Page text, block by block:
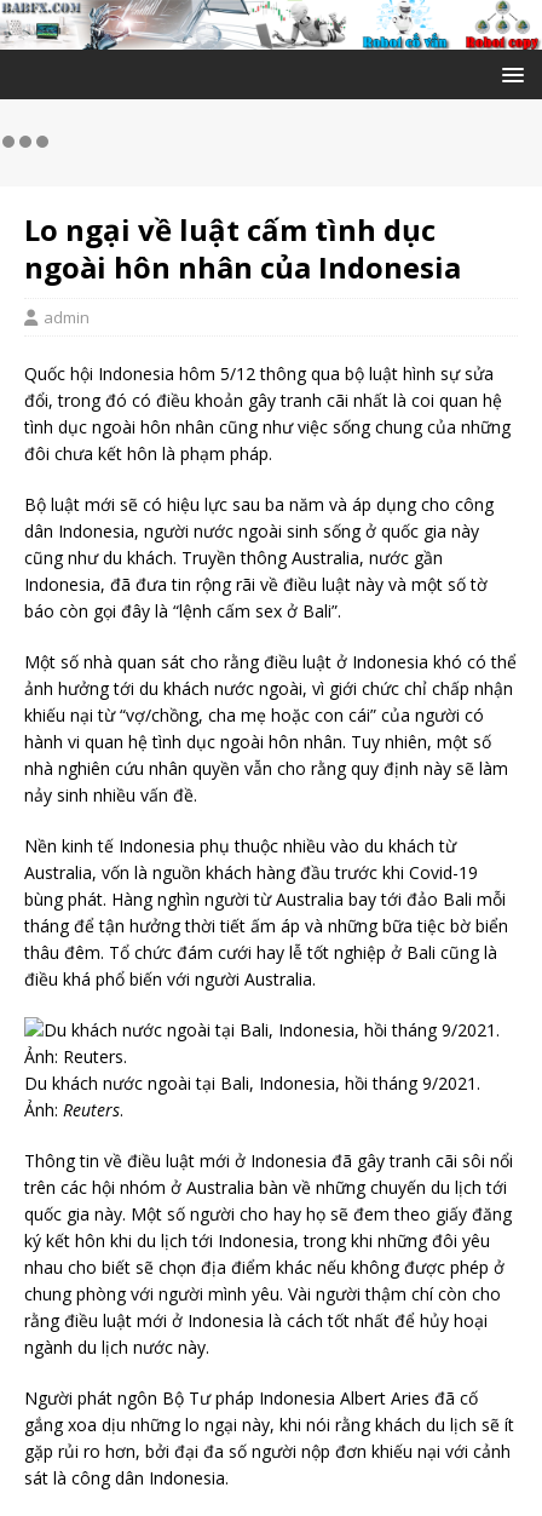
Lo ngại về luật cấm tình dục
ngoài hôn nhân của Indonesia
admin
Quốc hội Indonesia hôm 5/12 thông qua bộ luật hình sự sửa
đổi, trong đó có điều khoản gây tranh cãi nhất là coi quan hệ
tình dục ngoài hôn nhân cũng như việc sống chung của những
đôi chưa kết hôn là phạm pháp.
Bộ luật mới sẽ có hiệu lực sau ba năm và áp dụng cho công
dân Indonesia, người nước ngoài sinh sống ở quốc gia này
cũng như du khách. Truyền thông Australia, nước gần
Indonesia, đã đưa tin rộng rãi về điều luật này và một số tờ
báo còn gọi đây là “lệnh cấm sex ở Bali”.
Một số nhà quan sát cho rằng điều luật ở Indonesia khó có thể
ảnh hưởng tới du khách nước ngoài, vì giới chức chỉ chấp nhận
khiếu nại từ “vợ/chồng, cha mẹ hoặc con cái” của người có
hành vi quan hệ tình dục ngoài hôn nhân. Tuy nhiên, một số
nhà nghiên cứu nhân quyền vẫn cho rằng quy định này sẽ làm
nảy sinh nhiều vấn đề.
Nền kinh tế Indonesia phụ thuộc nhiều vào du khách từ
Australia, vốn là nguồn khách hàng đầu trước khi Covid-19
bùng phát. Hàng nghìn người từ Australia bay tới đảo Bali mỗi
tháng để tận hưởng thời tiết ấm áp và những bữa tiệc bờ biển
thâu đêm. Tổ chức đám cưới hay lễ tốt nghiệp ở Bali cũng là
điều khá phổ biến với người Australia.
Du khách nước ngoài tại Bali, Indonesia, hồi tháng 9/2021.
Ảnh: Reuters.
Thông tin về điều luật mới ở Indonesia đã gây tranh cãi sôi nổi
trên các hội nhóm ở Australia bàn về những chuyến du lịch tới
quốc gia này. Một số người cho hay họ sẽ đem theo giấy đăng
ký kết hôn khi du lịch tới Indonesia, trong khi những đôi yêu
nhau cho biết sẽ chọn địa điểm khác nếu không được phép ở
chung phòng với người mình yêu. Vài người thậm chí còn cho
rằng điều luật mới ở Indonesia là cách tốt nhất để hủy hoại
ngành du lịch nước này.
Người phát ngôn Bộ Tư pháp Indonesia Albert Aries đã cố
gắng xoa dịu những lo ngại này, khi nói rằng khách du lịch sẽ ít
gặp rủi ro hơn, bởi đại đa số người nộp đơn khiếu nại với cảnh
sát là công dân Indonesia.